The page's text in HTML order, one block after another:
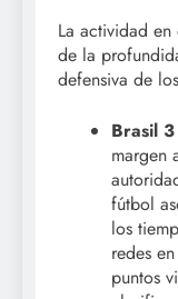
La actividad
de la
defensiva de
Brasil
margen
fútbol
los
redes
puntos